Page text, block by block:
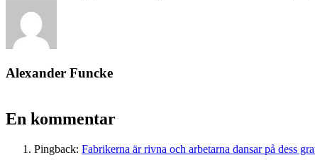
Alexander Funcke
En kommentar
Pingback: Fabrikerna är rivna och arbetarna dansar på dess